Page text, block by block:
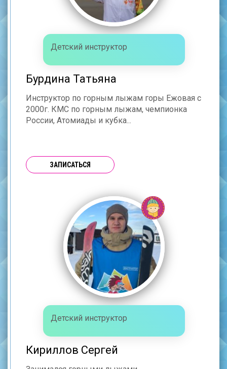
Детский инструктор
Бурдина Татьяна
Инструктор по горным лыжам горы Ежовая с
2000г. КМС по горным лыжам, чемпионка
России, Атомиады и кубка...
ЗАПИСАТЬСЯ
Детский инструктор
Кириллов Сергей